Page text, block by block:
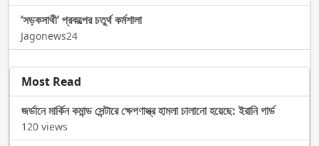
‌‘সড়কসাথী’ প্রকল্পের চতুর্থ কর্মশালা
Jagonews24
Most Read
জর্ডানে মার্কিন কমান্ড সেন্টারে ক্ষেপণাস্ত্র হামলা চালানো হয়েছে: ইরানি গার্ড
120 views